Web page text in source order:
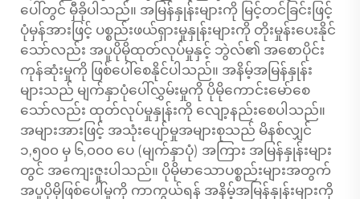
ပေါ်တွင် မှီခိုပါသည်။ အမြန်နှုန်းများကို မြင့်တင်ခြင်းဖြင့်
ပုံမှန်အားဖြင့် ပစ္စည်းဖယ်ရှားမှုနှုန်းများကို တိုးမှုန်းပေးနိုင်
သော်လည်း အပူပိုမိုထုတ်လုပ်မှုနှင့် ဘွဲလ်၏ အစောပိုင်း
ကုန်ဆုံးမှုကို ဖြစ်ပေါ်စေနိုင်ပါသည်။ အနိမ့်အမြန်နှုန်း
များသည် မျက်နှာပုံပေါ်လွှမ်းမှုကို ပိုမိုကောင်းမော်စေ
သော်လည်း ထုတ်လုပ်မှုနှုန်းကို လျော့နည်းစေပါသည်။
အများအားဖြင့် အသုံးပျော်မှုအများစုသည် မိနစ်လျှင်
၁,၅၀၀ မှ ၆,၀၀၀ ပေ (မျက်နှာပုံ) အကြား အမြန်နှုန်းများ
တွင် အကျေးဇူးပါသည်။ ပိုမိုမာသောပစ္စည်းများအတွက်
အပူပိုမိုဖြစ်ပေါ်မှုကို ကာကွယ်ရန် အနိမ့်အမြန်နှုန်းများကို